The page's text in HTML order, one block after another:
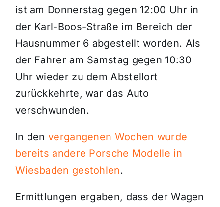
ist am Donnerstag gegen 12:00 Uhr in
der Karl-Boos-Straße im Bereich der
Hausnummer 6 abgestellt worden. Als
der Fahrer am Samstag gegen 10:30
Uhr wieder zu dem Abstellort
zurückkehrte, war das Auto
verschwunden.
In denvergangenen Wochen wurde
bereits andere Porsche Modelle in
Wiesbaden gestohlen.
Ermittlungen ergaben, dass der Wagen